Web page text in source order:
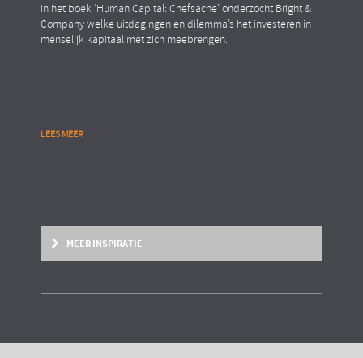
In het boek ‘Human Capital: Chefsache’ onderzocht Bright &
Company welke uitdagingen en dilemma’s het investeren in
menselijk kapitaal met zich meebrengen.
LEES MEER
MEER INSPIRATIE